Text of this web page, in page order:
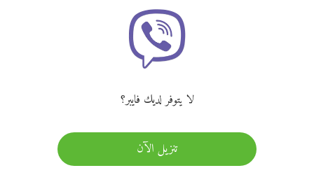
لا يتوفر لديك فايبر؟
تنزيل الآن